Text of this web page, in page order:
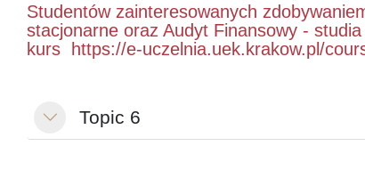
Studentów zainteresowanych
stacjonarne oraz Audyt Finansowy -
kurs
https://e-uczelnia.uek.krakow.pl/
Minimalizuj
Topic 6